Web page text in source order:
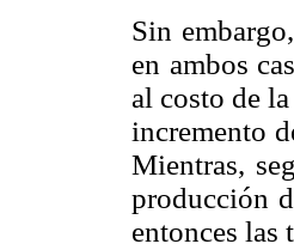
Sin
en ambos
al costo de
incremento
Mientras,
producción
entonces las